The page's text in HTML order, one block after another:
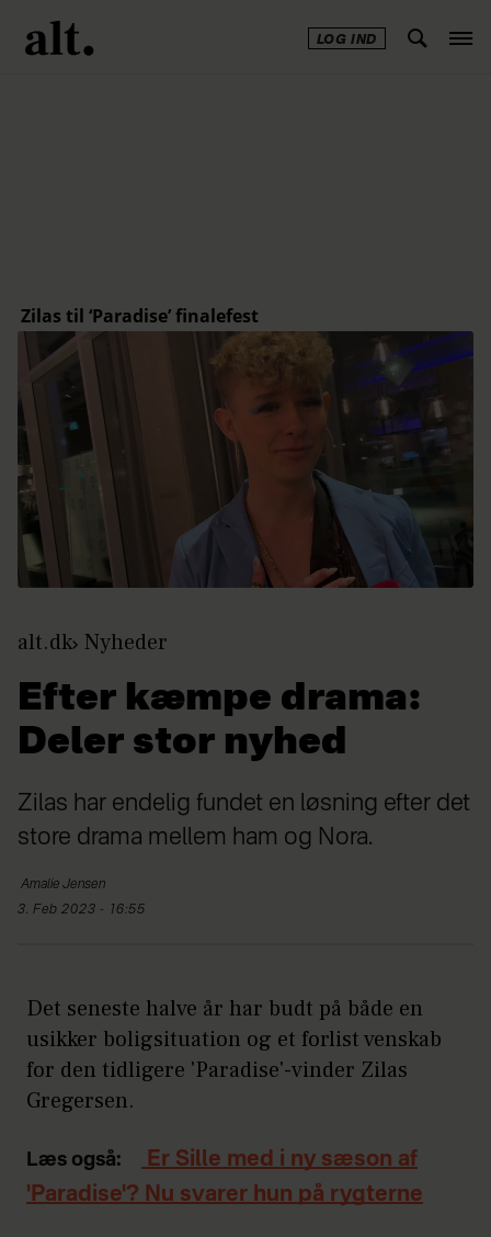
LOG IND
alt.dk Nyheder
Efter kæmpe drama:
Deler stor nyhed
Zilas har endelig fundet en løsning efter det
store drama mellem ham og Nora.
Amalie Jensen
3. Feb 2023 - 16:55
Det seneste halve år har budt på både en
usikker boligsituation og et forlist venskab
for den tidligere 'Paradise'-vinder Zilas
Gregersen.
Læs også:
Er Sille med i ny sæson af
'Paradise'? Nu svarer hun på rygterne